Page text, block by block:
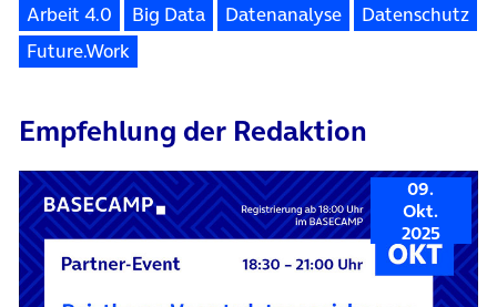
Arbeit 4.0 Big Data Datenanalyse
Datenschutz
Future.Work
Empfehlung der Redaktion
09.
Okt.
2025